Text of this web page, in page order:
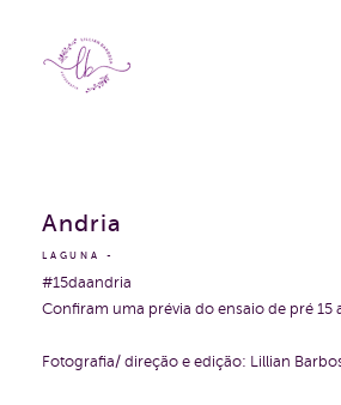
LAGUNA
Andria
#15daandria
Confiram uma prévia do ensaio de pré 15
Fotografia/ direção e edição: Lillian